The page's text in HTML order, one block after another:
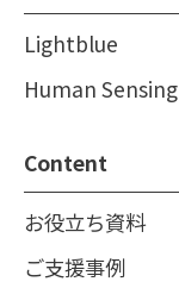
Lightblue
Human Sensing
Content
お役立ち資料
ご支援事例